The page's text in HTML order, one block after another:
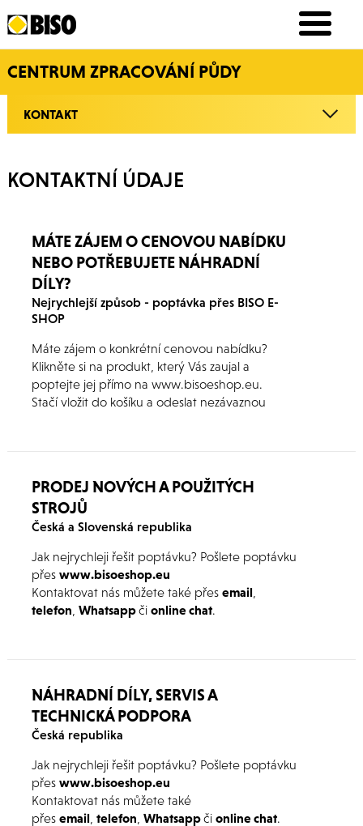
CENTRUM ZPRACOVÁNÍ PŮDY
KONTAKT
KONTAKTNÍ ÚDAJE
MÁTE ZÁJEM O CENOVOU NABÍDKU
NEBO POTŘEBUJETE NÁHRADNÍ
DÍLY?
Nejrychlejší způsob - poptávka přes BISO E-
SHOP
Máte zájem o konkrétní cenovou nabídku?
Klikněte si na produkt, který Vás zaujal a
poptejte jej přímo na www.bisoeshop.eu.
Stačí vložit do košíku a odeslat nezávaznou
PRODEJ NOVÝCH A POUŽITÝCH
STROJŮ
Česká a Slovenská republika
Jak nejrychleji řešit poptávku? Pošlete poptávku
přes www.bisoeshop.eu
Kontaktovat nás můžete také přes email
telefon Whatsappči online chat.
NÁHRADNÍ DÍLY, SERVIS A
TECHNICKÁ PODPORA
Česká republika
Jak nejrychleji řešit poptávku? Pošlete poptávku
přes www.bisoeshop.eu
Kontaktovat nás můžete také
přes email telefon Whatsappči online chat.